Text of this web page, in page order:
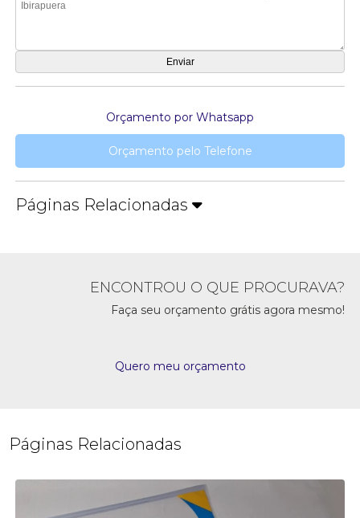
Orçamento por Whatsapp
Orçamento pelo Telefone
Páginas Relacionadas
ENCONTROU O QUE PROCURAVA?
Faça seu orçamento grátis agora mesmo!
Quero meu orçamento
Páginas Relacionadas